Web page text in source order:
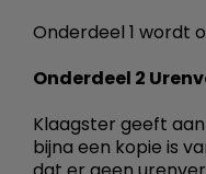
Onderdeel 1 wordt
Onderdeel 2
Klaagster geeft
bijna een kopie is